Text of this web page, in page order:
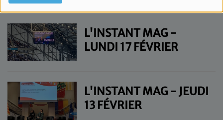
L'INSTANT MAG -
LUNDI 17 FÉVRIER
L'INSTANT MAG - JEUDI
13 FÉVRIER